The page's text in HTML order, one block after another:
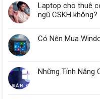
Laptop cho thuê
ngũ CSKH không?
Có Nên Mua
Những Tính Năng